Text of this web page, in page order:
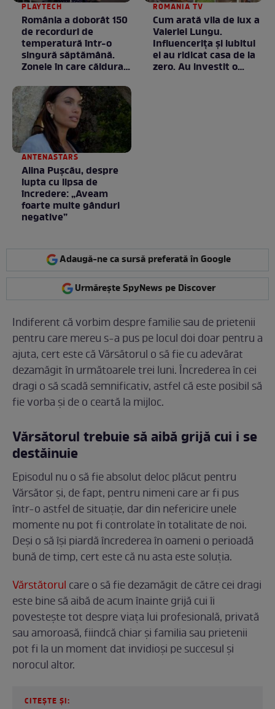
PLAYTECH
România a doborât 150
de recorduri de
temperatură într-o
singură săptămână.
Zonele în care căldura a
neobișnuite
ROMANIA TV
Cum arată vila de lux a
Valeriei Lungu.
Influencerița și iubitul
ei au ridicat casa de la
zero. Au investit o
ANTENASTARS
Alina Pușcău, despre
lupta cu lipsa de
încredere: „Aveam
foarte multe gânduri
negative”
Adaugă-ne ca sursă preferată în Google
Urmărește SpyNews pe Discover
Indiferent că vorbim despre familie sau de prietenii
pentru care mereu s-a pus pe locul doi doar pentru a
ajuta, cert este că Vărsătorul o să fie cu adevărat
dezamăgit în următoarele trei luni. Încrederea în cei
dragi o să scadă semnificativ, astfel că este posibil să
fie vorba și de o ceartă la mijloc.
Vărsătorul trebuie să aibă grijă cui i se
destăinuie
Episodul nu o să fie absolut deloc plăcut pentru
Vărsător și, de fapt, pentru nimeni care ar fi pus
într-o astfel de situație, dar din nefericire unele
momente nu pot fi controlate în totalitate de noi.
Deși o să își piardă încrederea în oameni o perioadă
bună de timp, cert este că nu asta este soluția.
Vărstătorul care o să fie dezamăgit de către cei dragi
este bine să aibă de acum înainte grijă cui îi
povestește tot despre viața lui profesională, privată
sau amoroasă, fiindcă chiar și familia sau prietenii
pot fi la un moment dat invidioși pe succesul și
norocul altor.
CITEȘTE ȘI: